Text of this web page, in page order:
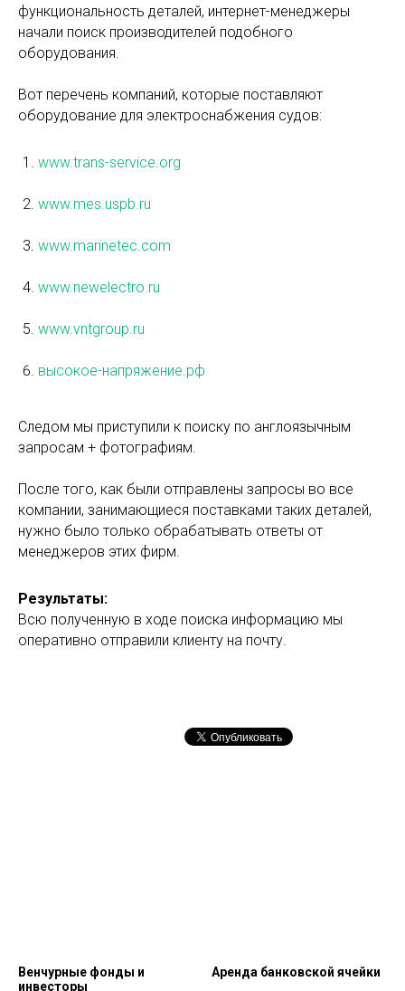
функциональность деталей, интернет-менеджеры
начали поиск производителей подобного
оборудования.
Вот перечень компаний, которые поставляют
оборудование для электроснабжения судов:
www.trans-service.org
www.mes.uspb.ru
www.marinetec.com
www.newelectro.ru
www.vntgroup.ru
высокое-напряжение.рф
Следом мы приступили к поиску по англоязычным
запросам + фотографиям.
После того, как были отправлены запросы во все
компании, занимающиеся поставками таких деталей,
нужно было только обрабатывать ответы от
менеджеров этих фирм.
Результаты:
Всю полученную в ходе поиска информацию мы
оперативно отправили клиенту на почту.
Венчурные фонды и
инвесторы
Аренда банковской ячейки